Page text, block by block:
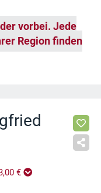
vorbei. Jede
Region finden
€